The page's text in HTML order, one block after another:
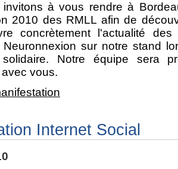
à vous rendre à
2010 des RMLL afin de
concrètement l'actualité des
Neuronnexion sur notre stand
Notre équipe sera
vous.
Internet Social